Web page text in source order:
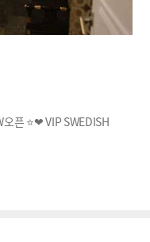
픈 ⭐❤ VIP SWEDISH